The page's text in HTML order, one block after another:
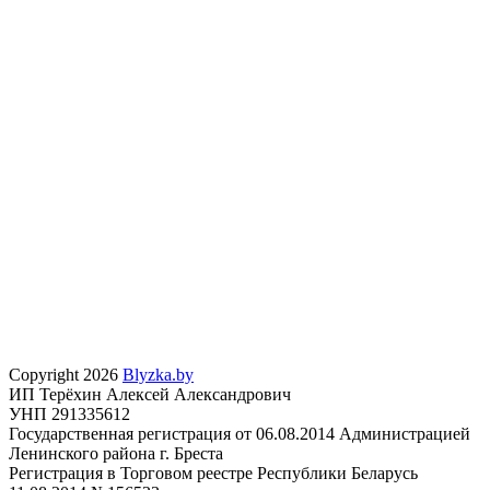
Copyright 2026 Blyzka.by
ИП Терёхин Алексей Александрович
УНП 291335612
Государственная регистрация от 06.08.2014 Администрацией
Ленинского района г. Бреста
Регистрация в Торговом реестре Республики Беларусь